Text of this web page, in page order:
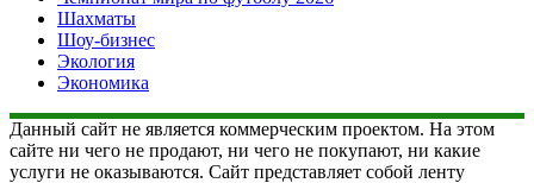
Шахматы
Шоу-бизнес
Экология
Экономика
Данный сайт не является коммерческим проектом. На этом
сайте ни чего не продают, ни чего не покупают, ни какие
услуги не оказываются. Сайт представляет собой ленту